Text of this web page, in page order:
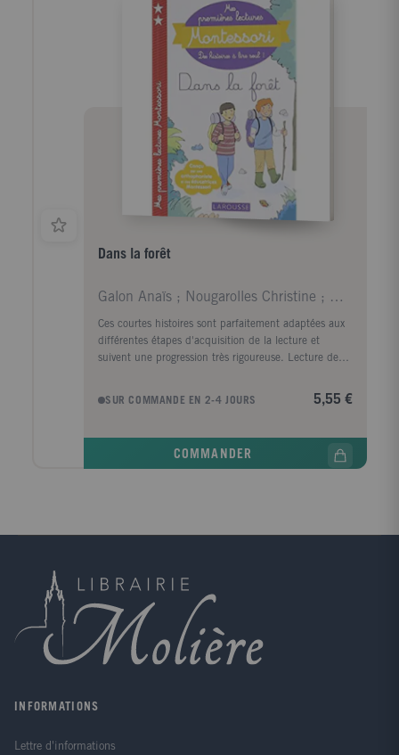
Dans la forêt
Galon Anaïs ; Nougarolles Christine ; Rinaldi Juli
Ces courtes histoires sont parfaitement adaptées aux
différentes étapes d'acquisition de la lecture et
suivent une progression très rigoureuse. Lecture de
consonnes et des premiers mots outils ; Lecture des
écritures d'un même son. Vous trouverez dans
SUR COMMANDE EN 2-4 JOURS 5,55 €
COMMANDER
INFORMATIONS
Lettre d'informations